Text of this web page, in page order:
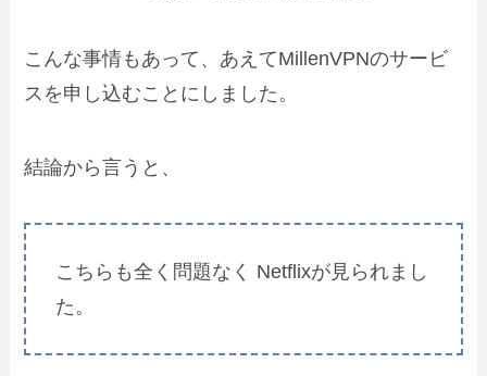
こんな事情もあって、あえてMillenVPNのサービ
スを申し込むことにしました。
結論から言うと、
こちらも全く問題なく Netflixが見られまし
た。